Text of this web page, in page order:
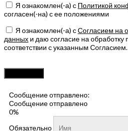
Я ознакомлен(-а) с Политикой
согласен(-на) с ее положениями
Я ознакомлен(-а) сСогласием на
данных и даю согласие на
соответствии с указанным Согласием.
это
поле
Сообщение отправлено:
Сообщение отправлено
0%
Обязательно